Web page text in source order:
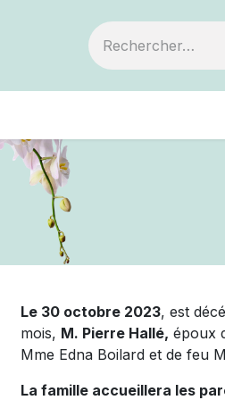
Le 30 octobre 2023, est
mois, M. Pierre Hallé, époux
Mme Edna Boilard et de feu
La famille accueillera les